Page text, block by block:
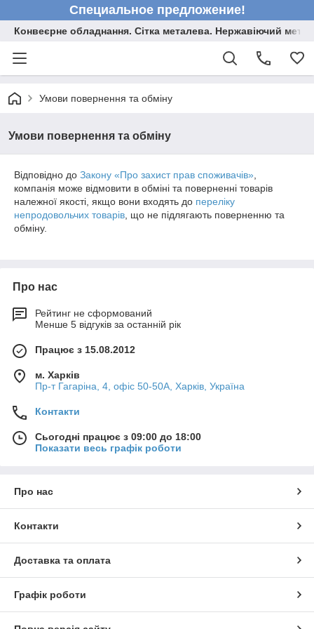
Специальное предложение!
Конвеєрне обладнання. Сітка металева. Нержавіючий
Умови повернення та обміну
Умови повернення та обміну
Відповідно до Закону «Про захист прав споживачів»
компанія може відмовити в обміні та поверненні товарів
належної якості, якщо вони входять до переліку
непродовольчих товарів , що не підлягають поверненню та
обміну.
Про нас
Рейтинг не сформований
Менше 5 відгуків за останній рік
Працює з 15.08.2012
м. Харків
Пр-т Гагаріна, 4, офіс 50-50A, Харків, Україна
Контакти
Сьогодні працює з 09:00 до 18:00
Показати весь графік роботи
Про нас
Контакти
Доставка та оплата
Графік роботи